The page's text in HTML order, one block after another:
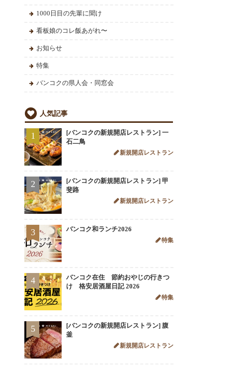
1000日目の先輩に聞け
看板娘のコレ飯あがれ〜
お知らせ
特集
バンコクの県人会・同窓会
人気記事
1
[バンコクの新規開店レストラン] 一
石二鳥
新規開店レストラン
2
[バンコクの新規開店レストラン] 甲
斐路
新規開店レストラン
3 バンコク和ランチ2026
特集
4
バンコク在住 節約おやじの行きつ
け 格安居酒屋日記 2026
特集
5
[バンコクの新規開店レストラン] 腹
釜
新規開店レストラン